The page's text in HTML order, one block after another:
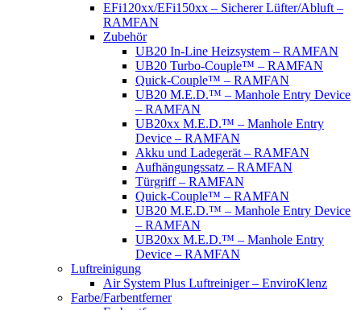
EFi120xx/EFi150xx – Sicherer Lüfter/Abluft –
RAMFAN
Zubehör
UB20 In-Line Heizsystem – RAMFAN
UB20 Turbo-Couple™ – RAMFAN
Quick-Couple™ – RAMFAN
UB20 M.E.D.™ – Manhole Entry Device
– RAMFAN
UB20xx M.E.D.™ – Manhole Entry
Device – RAMFAN
Akku und Ladegerät – RAMFAN
Aufhängungssatz – RAMFAN
Türgriff – RAMFAN
Quick-Couple™ – RAMFAN
UB20 M.E.D.™ – Manhole Entry Device
– RAMFAN
UB20xx M.E.D.™ – Manhole Entry
Device – RAMFAN
Luftreinigung
Air System Plus Luftreiniger – EnviroKlenz
Farbe/Farbentferner